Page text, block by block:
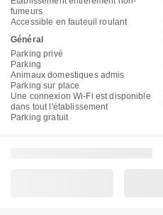
fumeurs
Accessible en fauteuil roulant
Général
Parking privé
Parking
Animaux domestiques admis
Parking sur place
Une connexion Wi-Fi est disponible
dans tout l'établissement
Parking gratuit